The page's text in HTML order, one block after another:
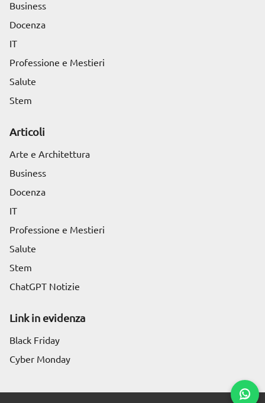
Business
Docenza
IT
Professione e Mestieri
Salute
Stem
Articoli
Arte e Architettura
Business
Docenza
IT
Professione e Mestieri
Salute
Stem
ChatGPT Notizie
Link in evidenza
Black Friday
Cyber Monday